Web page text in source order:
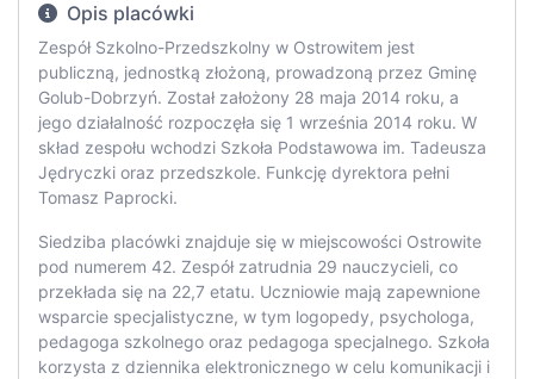
Opis placówki
Zespół Szkolno-Przedszkolny w Ostrowitem jest
publiczną, jednostką złożoną, prowadzoną przez Gminę
Golub-Dobrzyń. Został założony 28 maja 2014 roku, a
jego działalność rozpoczęła się 1 września 2014 roku. W
skład zespołu wchodzi Szkoła Podstawowa im. Tadeusza
Jędryczki oraz przedszkole. Funkcję dyrektora pełni
Tomasz Paprocki.
Siedziba placówki znajduje się w miejscowości Ostrowite
pod numerem 42. Zespół zatrudnia 29 nauczycieli, co
przekłada się na 22,7 etatu. Uczniowie mają zapewnione
wsparcie specjalistyczne, w tym logopedy, psychologa,
pedagoga szkolnego oraz pedagoga specjalnego. Szkoła
korzysta z dziennika elektronicznego w celu komunikacji i